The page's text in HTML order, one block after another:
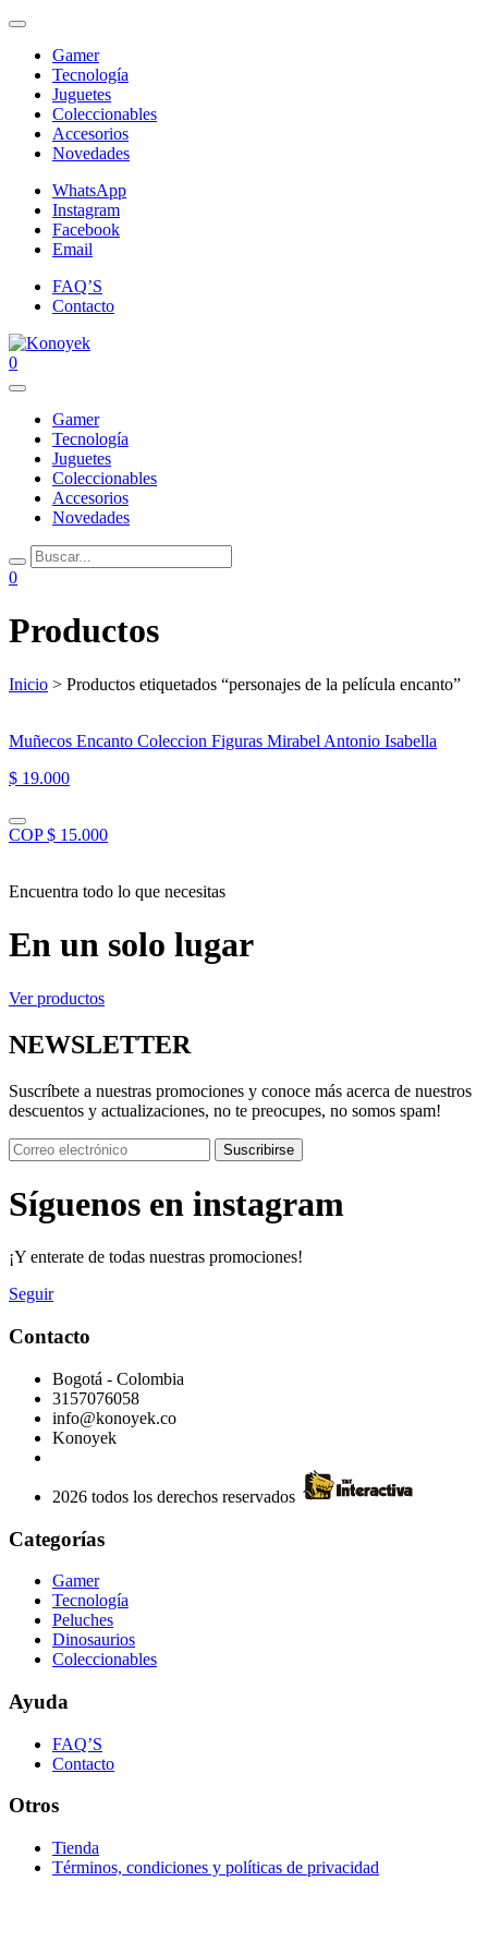
Gamer
Tecnología
Juguetes
Coleccionables
Accesorios
Novedades
WhatsApp
Instagram
Facebook
Email
FAQ’S
Contacto
0
Gamer
Tecnología
Juguetes
Coleccionables
Accesorios
Novedades
0
Productos
Inicio > Productos etiquetados “personajes de la película encanto”
Muñecos Encanto Coleccion Figuras Mirabel Antonio Isabella
$ 19.000
COP $ 15.000
Encuentra todo lo que necesitas
En un solo lugar
Ver productos
NEWSLETTER
Suscríbete a nuestras promociones y conoce más acerca de nuestros
descuentos y actualizaciones, no te preocupes, no somos spam!
Suscribirse
Síguenos en instagram
¡Y enterate de todas nuestras promociones!
Seguir
Contacto
Bogotá - Colombia
3157076058
info@konoyek.co
Konoyek
2026 todos los derechos reservados
Categorías
Gamer
Tecnología
Peluches
Dinosaurios
Coleccionables
Ayuda
FAQ’S
Contacto
Otros
Tienda
Términos, condiciones y políticas de privacidad